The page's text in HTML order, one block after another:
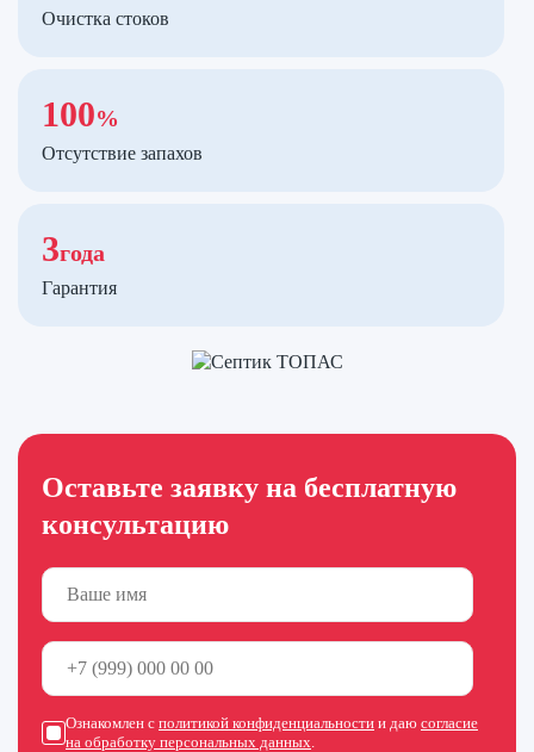
Очистка стоков
100%
Отсутствие запахов
3года
Гарантия
Оставьте заявку на бесплатную
консультацию
Ознакомлен с политикой конфиденциальности и даю согласие
на обработку персональных данных